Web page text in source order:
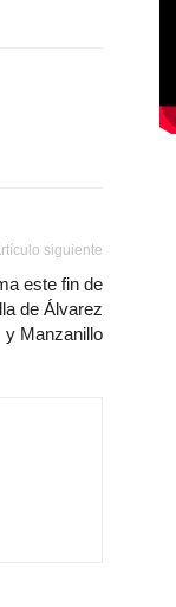
siguiente
este fin de
de Álvarez
y Manzanillo